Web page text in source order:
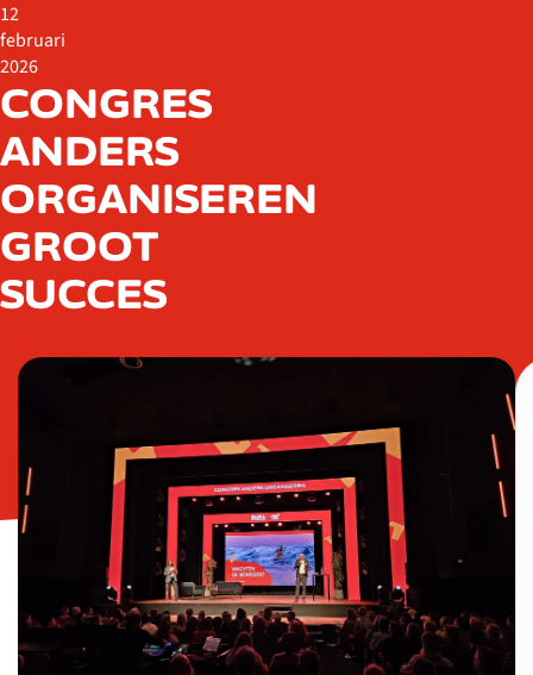
12
februari
2026
CONGRES
ANDERS
ORGANISEREN
GROOT
SUCCES